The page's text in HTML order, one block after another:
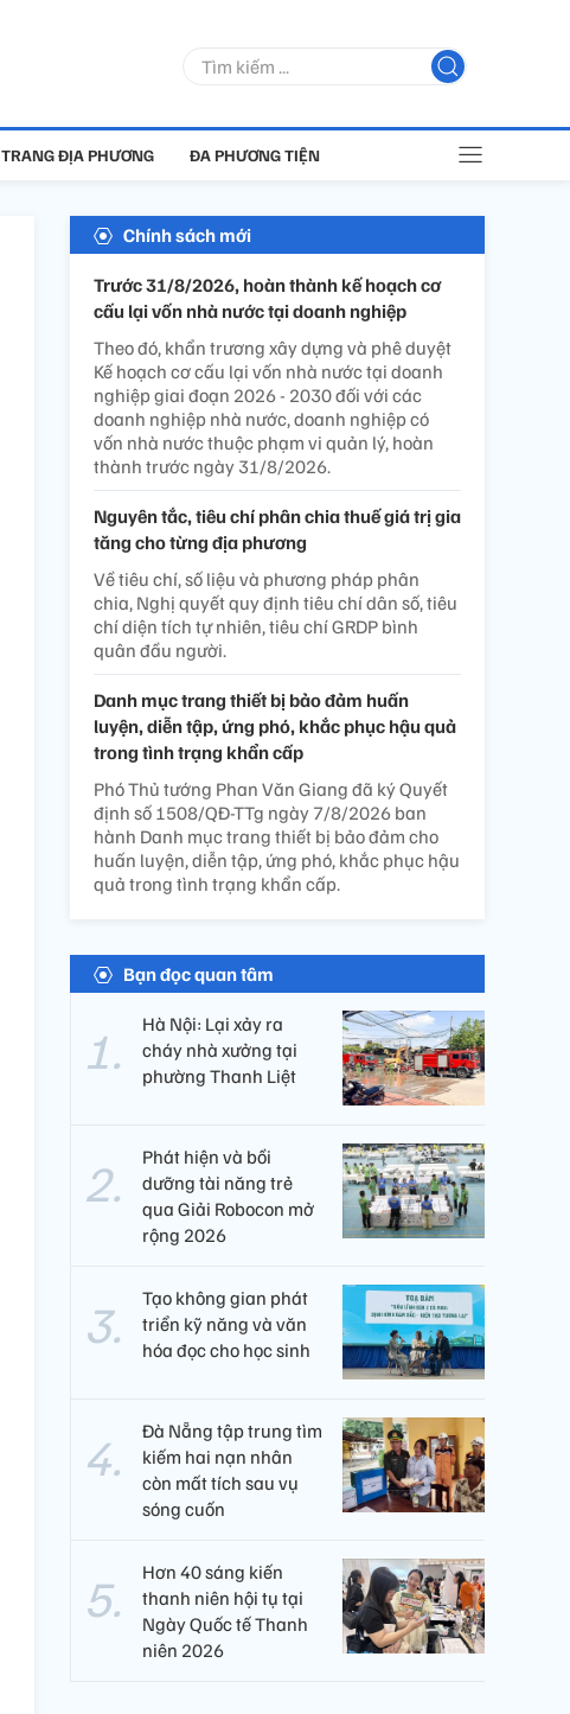
TRANG ĐỊA PHƯƠNG ĐA PHƯƠNG TIỆN
Chính sách mới
Trước 31/8/2026, hoàn thành kế hoạch cơ
cấu lại vốn nhà nước tại doanh nghiệp
Theo đó, khẩn trương xây dựng và phê duyệt
Kế hoạch cơ cấu lại vốn nhà nước tại doanh
nghiệp giai đoạn 2026 - 2030 đối với các
doanh nghiệp nhà nước, doanh nghiệp có
vốn nhà nước thuộc phạm vi quản lý, hoàn
thành trước ngày 31/8/2026.
Nguyên tắc, tiêu chí phân chia thuế giá trị gia
tăng cho từng địa phương
Về tiêu chí, số liệu và phương pháp phân
chia, Nghị quyết quy định tiêu chí dân số, tiêu
chí diện tích tự nhiên, tiêu chí GRDP bình
quân đầu người.
Danh mục trang thiết bị bảo đảm huấn
luyện, diễn tập, ứng phó, khắc phục hậu quả
trong tình trạng khẩn cấp
Phó Thủ tướng Phan Văn Giang đã ký Quyết
định số 1508/QĐ-TTg ngày 7/8/2026 ban
hành Danh mục trang thiết bị bảo đảm cho
huấn luyện, diễn tập, ứng phó, khắc phục hậu
quả trong tình trạng khẩn cấp.
Bạn đọc quan tâm
Hà Nội: Lại xảy ra
cháy nhà xưởng tại
phường Thanh Liệt
Phát hiện và bồi
dưỡng tài năng trẻ
qua Giải Robocon mở
rộng 2026
Tạo không gian phát
triển kỹ năng và văn
hóa đọc cho học sinh
Đà Nẵng tập trung tìm
kiếm hai nạn nhân
còn mất tích sau vụ
sóng cuốn
Hơn 40 sáng kiến
thanh niên hội tụ tại
Ngày Quốc tế Thanh
niên 2026